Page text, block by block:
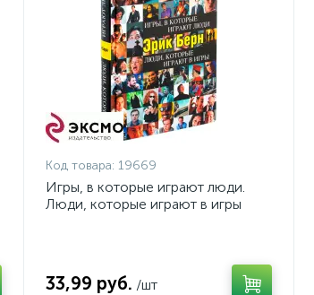
Код товара: 19669
Игры, в которые играют люди.
Люди, которые играют в игры
33,99 руб. /шт